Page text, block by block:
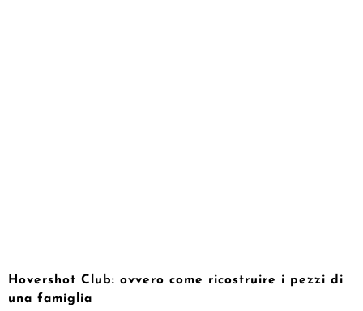
Hovershot Club: ovvero come ricostruire i pezzi di
una famiglia